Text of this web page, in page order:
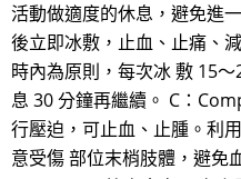
活動做適度的休息，避免進
後立即冰敷，止血、止痛、
時內為原則，每次冰 敷 15～
息 30 分鐘再繼續。 C：
行壓迫，可止血、止腫。利
意受傷 部位末梢肢體，避免